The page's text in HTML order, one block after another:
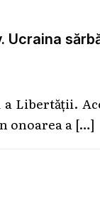
Ucraina
Libertății.
onoarea a […]